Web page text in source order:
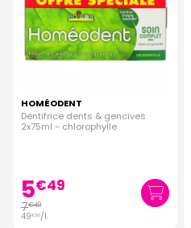
HOMÉODENT
Dentifrice dents & gencives
2x75ml - chlorophylle
5€49
7€49
49€93/l.